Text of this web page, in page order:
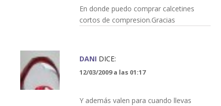
En donde puedo comprar calcetines
cortos de compresion.Gracias
DANI DICE:
12/03/2009 a las 01:17
Y además valen para cuando llevas